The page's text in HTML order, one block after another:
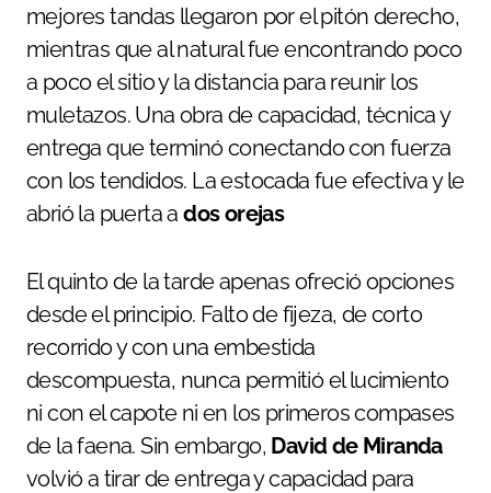
mejores tandas llegaron por el pitón derecho,
mientras que al natural fue encontrando poco
a poco el sitio y la distancia para reunir los
muletazos. Una obra de capacidad, técnica y
entrega que terminó conectando con fuerza
con los tendidos. La estocada fue efectiva y le
abrió la puerta ados orejas
El quinto de la tarde apenas ofreció opciones
desde el principio. Falto de fijeza, de corto
recorrido y con una embestida
descompuesta, nunca permitió el lucimiento
ni con el capote ni en los primeros compases
de la faena. Sin embargo, David de Miranda
volvió a tirar de entrega y capacidad para